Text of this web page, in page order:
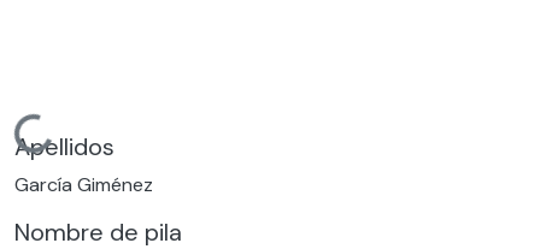
Cargando...
Apellidos
García Giménez
Nombre de pila